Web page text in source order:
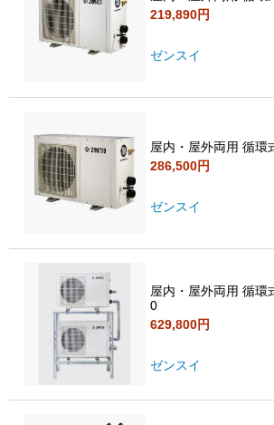
219,890円
ゼンスイ
屋内・屋外両用 循環
286,500円
ゼンスイ
屋内・屋外両用 循環
0
629,800円
ゼンスイ